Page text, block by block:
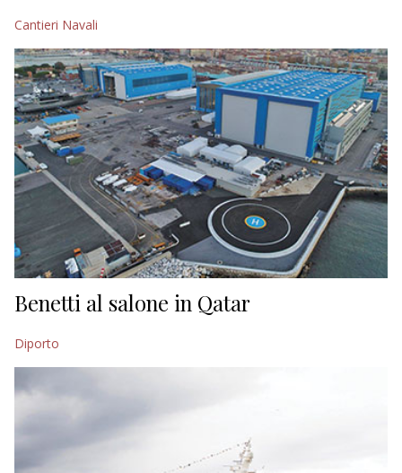
Cantieri Navali
Benetti al salone in Qatar
Diporto